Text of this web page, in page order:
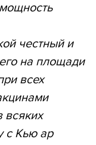
честный и
на площади
всех
всяких
с Кью ар